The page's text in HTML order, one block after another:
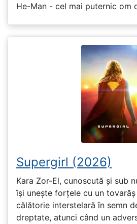
He-Man - cel mai puternic om
Supergirl (2026)
Kara Zor-El, cunoscută și sub
își unește forțele cu un
călătorie interstelară în semn
dreptate, atunci când un